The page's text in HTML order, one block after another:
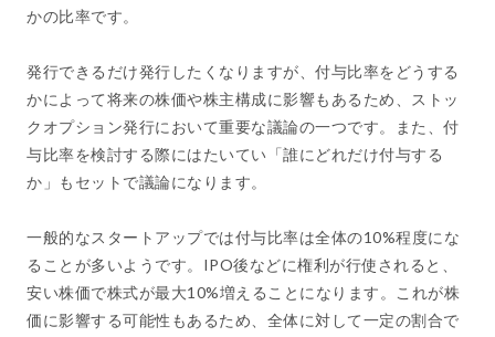
かの比率です。
発行できるだけ発行したくなりますが、付与比率をどうする
かによって将来の株価や株主構成に影響もあるため、ストッ
クオプション発行において重要な議論の一つです。また、付
与比率を検討する際にはたいてい「誰にどれだけ付与する
か」もセットで議論になります。
一般的なスタートアップでは付与比率は全体の10%程度にな
ることが多いようです。IPO後などに権利が行使されると、
安い株価で株式が最大10%増えることになります。これが株
価に影響する可能性もあるため、全体に対して一定の割合で